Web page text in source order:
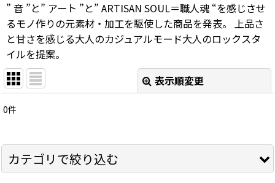
” 音 ”と” アート ”と” ARTISAN SOUL＝職人魂 “を感じさせ
るモノ作りの元素材・加工を駆使した商品を発表。 上品さ
と甘さを感じる大人のカジュアルモード大人のロックスタ
イルを提案。
表示順変更
サブカテゴリ
表示数:
0件
カテゴリで絞り込む